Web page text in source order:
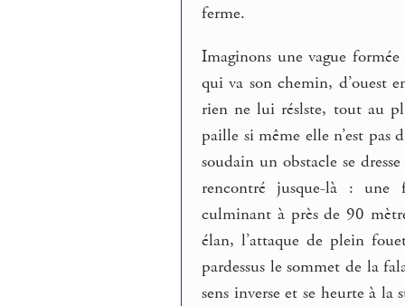
ferme.
Imaginons une vague
qui va son chemin, d’ouest
rien ne lui réslste, tout au
paille si même elle n’est pas
soudain un obstacle se
rencontré jusque-là : une
culminant à près de 90
élan, l’attaque de plein
pardessus le sommet de la
sens inverse et se heurte à la